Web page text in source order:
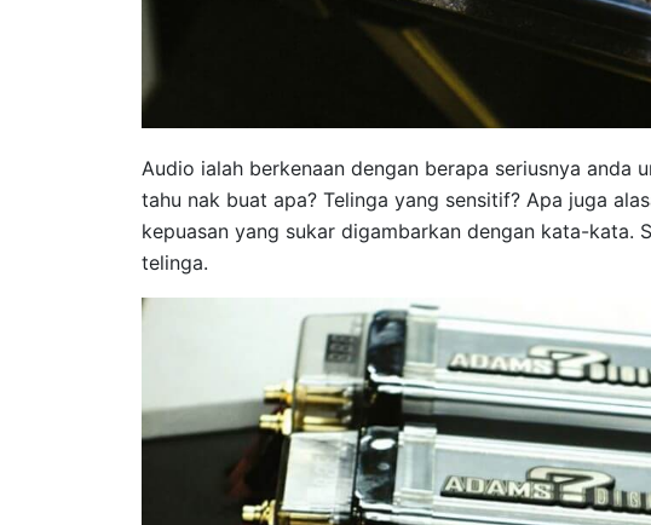
Audio ialah berkenaan dengan berapa seriusnya anda
tahu nak buat apa? Telinga yang sensitif? Apa juga
kepuasan yang sukar digambarkan dengan kata-kata.
telinga.